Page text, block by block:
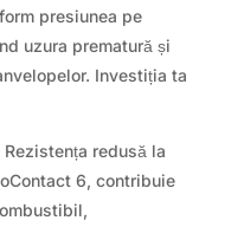
presiunea pe
uzura prematură și
Investiția ta
Rezistența redusă la
6, contribuie